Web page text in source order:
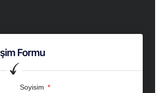
Formu
Soyisim